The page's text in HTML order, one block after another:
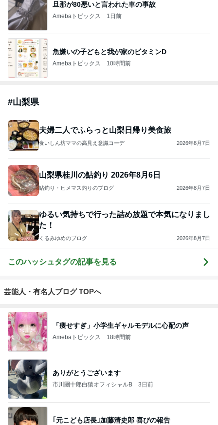
旦那が80悪いと言われた車の事故
Amebaトピックス 1日前
魚嫌いの子どもと我が家のビタミンD
Amebaトピックス 10時間前
#山梨県
夫婦二人でふらっと山梨日帰り美食旅
食いしん坊ママの高見え意識コーデ 2026年8月7日
山梨県桂川の鮎釣り 2026年8月6日
鮎釣り・ヒメマス釣りのブログ 2026年8月7日
ゆるい気持ちで行った詰め放題で本気になりまし
た！
くるみゆめのブログ 2026年8月7日
このハッシュタグの記事を見る
芸能人・有名人ブログ TOPへ
「痩せすぎ」小学生ギャルモデルに心配の声
Amebaトピックス 18時間前
ありがとうございます
市川團十郎白猿オフィシャルB 3日前
｢元こども店長｣加藤清史郎 喜びの報告